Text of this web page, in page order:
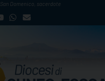
San Domenico, sacerdote